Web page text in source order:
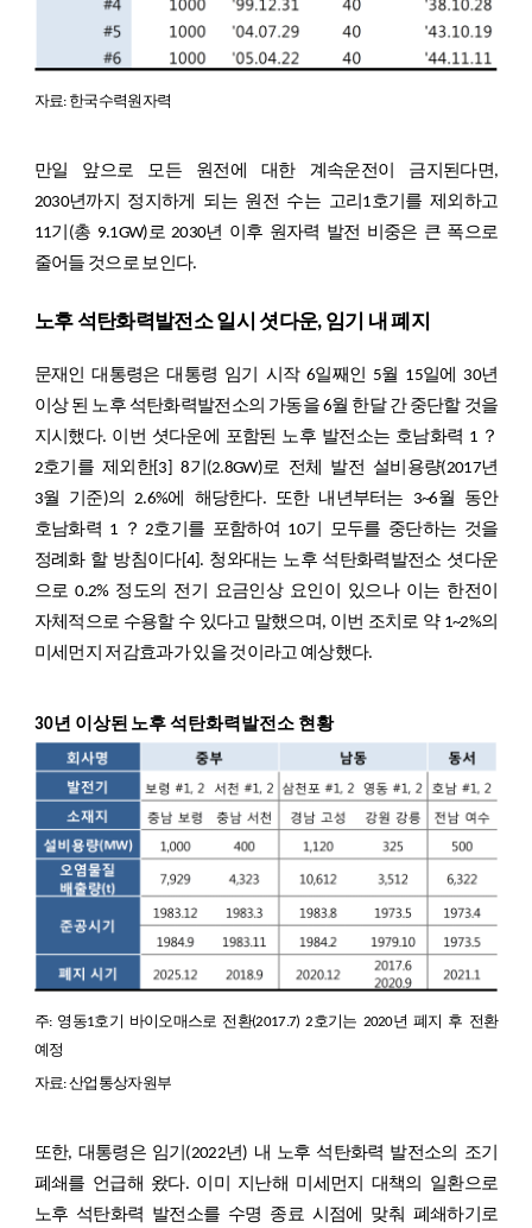
자료: 한국수력원자력
만일 앞으로 모든 원전에 대한 계속운전이 금지된다면,
2030년까지 정지하게 되는 원전 수는 고리1호기를 제외하고
11기(총 9.1GW)로 2030년 이후 원자력 발전 비중은 큰 폭으로
줄어들 것으로 보인다.
노후 석탄화력발전소 일시 셧다운, 임기 내 폐지
문재인 대통령은 대통령 임기 시작 6일째인 5월 15일에 30년
이상 된 노후 석탄화력발전소의 가동을 6월 한달 간 중단할 것을
지시했다. 이번 셧다운에 포함된 노후 발전소는 호남화력 1？
2호기를 제외한[3]
8기(2.8GW)로 전체 발전 설비용량(2017년
3월 기준)의 2.6%에 해당한다. 또한 내년부터는 3~6월 동안
호남화력 1？2호기를 포함하여 10기 모두를 중단하는 것을
정례화 할 방침이다[4] . 청와대는 노후 석탄화력발전소 셧다운
으로 0.2% 정도의 전기 요금인상 요인이 있으나 이는 한전이
자체적으로 수용할 수 있다고 말했으며, 이번 조치로 약 1~2%의
미세먼지 저감효과가 있을 것이라고 예상했다.
30년 이상된 노후 석탄화력발전소 현황
주: 영동1호기 바이오매스로 전환(2017.7) 2호기는 2020년 폐지 후 전환
예정
자료: 산업통상자원부
또한, 대통령은 임기(2022년) 내 노후 석탄화력 발전소의 조기
폐쇄를 언급해 왔다. 이미 지난해 미세먼지 대책의 일환으로
노후 석탄화력 발전소를 수명 종료 시점에 맞춰 폐쇄하기로